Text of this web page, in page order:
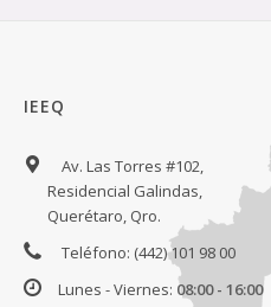
IEEQ
Av. Las Torres #102,
Residencial Galindas,
Querétaro, Qro.
Teléfono: (442) 101 98 00
Lunes - Viernes: 08:00 - 16:00